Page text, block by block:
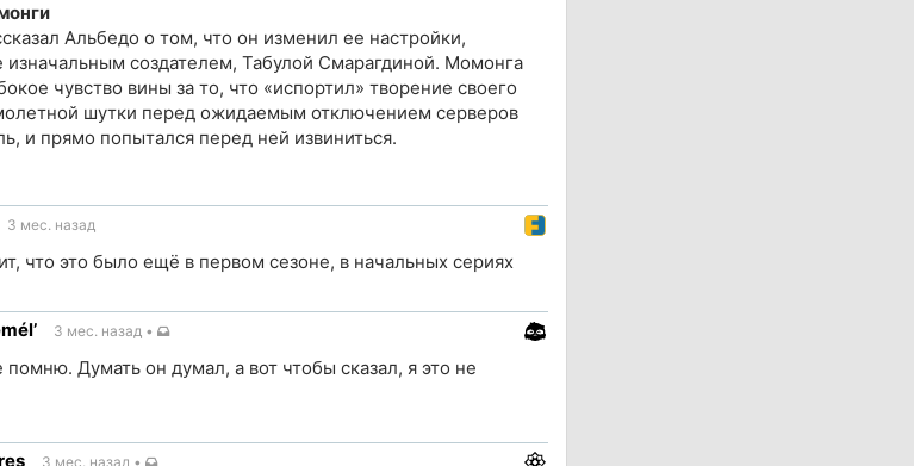
Альбедо о том, что он изменил ее настройки,
создателем, Табулой Смарагдиной. Момонга
чувство вины за то, что «испортил» творение своего
шутки перед ожидаемым отключением серверов
и прямо попытался перед ней извиниться.
3 мес. назад
что это было ещё в первом сезоне, в начальных сериях
3 мес. назад •
помню. Думать он думал, а вот чтобы сказал, я это не
3 мес. назад •